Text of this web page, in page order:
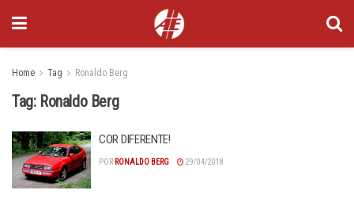
Home Tag Ronaldo Berg
Tag: Ronaldo Berg
COR DIFERENTE!
POR RONALDO BERG 29/04/2018